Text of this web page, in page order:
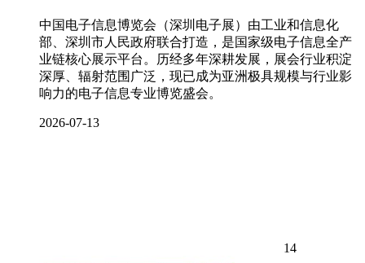
中国电子信息博览会（深圳电子展）由工业和信息化
部、深圳市人民政府联合打造，是国家级电子信息全产
业链核心展示平台。历经多年深耕发展，展会行业积淀
深厚、辐射范围广泛，现已成为亚洲极具规模与行业影
响力的电子信息专业博览盛会。
2026-07-13
14